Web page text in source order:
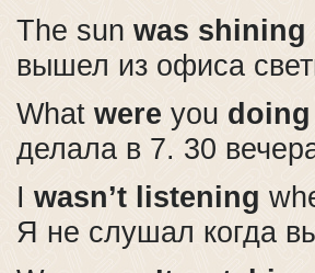
The sun was shining
вышел из офиса
What were you doing
делала в 7. 30
I wasn’t listening
Я не слушал когда